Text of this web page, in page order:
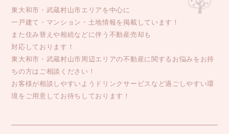
東大和市・武蔵村山市エリアを中心に
一戸建て・マンション・土地情報を掲載しています！
また住み替えや相続などに伴う不動産売却も
対応しております！
東大和市・武蔵村山市周辺エリアの不動産に関するお悩みをお持
ちの方はご相談ください！
お客様が相談しやすいようドリンクサービスなど過ごしやすい環
境をご用意してお待ちしております！